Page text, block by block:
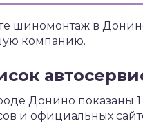
шиномонтаж в
компанию.
Донино показаны
и официальных